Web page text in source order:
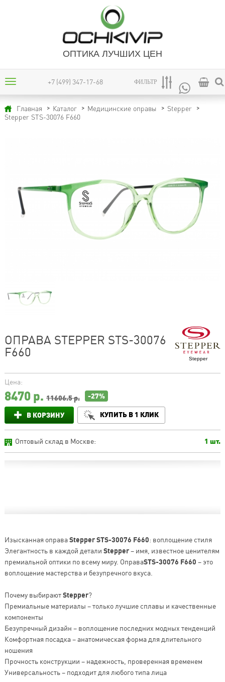
ОПТИКА ЛУЧШИХ ЦЕН
+7 (499) 347-17-68 ФИЛЬТР
Главная Каталог Медицинские оправы
Stepper
Stepper STS-30076 F660
Stepper
ОПРАВА STEPPER STS-30076
F660
Цена:
8470р. 11606.5 р. -27%
В КОРЗИНУ КУПИТЬ В 1 КЛИК
Оптовый склад в Москве: 1 шт.
Изысканная оправаStepper STS-30076 F660: воплощение стиля
Элегантность в каждой детали Stepper– имя, известное ценителям
премиальной оптики по всему миру. ОправаSTS-30076 F660 – это
воплощение мастерства и безупречного вкуса.
Почему выбираютStepper?
Премиальные материалы – только лучшие сплавы и качественные
компоненты
Безупречный дизайн – воплощение последних модных тенденций
Комфортная посадка – анатомическая форма для длительного
ношения
Прочность конструкции – надежность, проверенная временем
Универсальность – подходит для любого типа лица